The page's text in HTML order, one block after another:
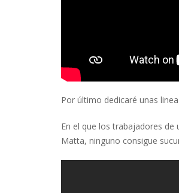
Por último dedicaré unas
En el que los trabajadores
Matta, ninguno consigue